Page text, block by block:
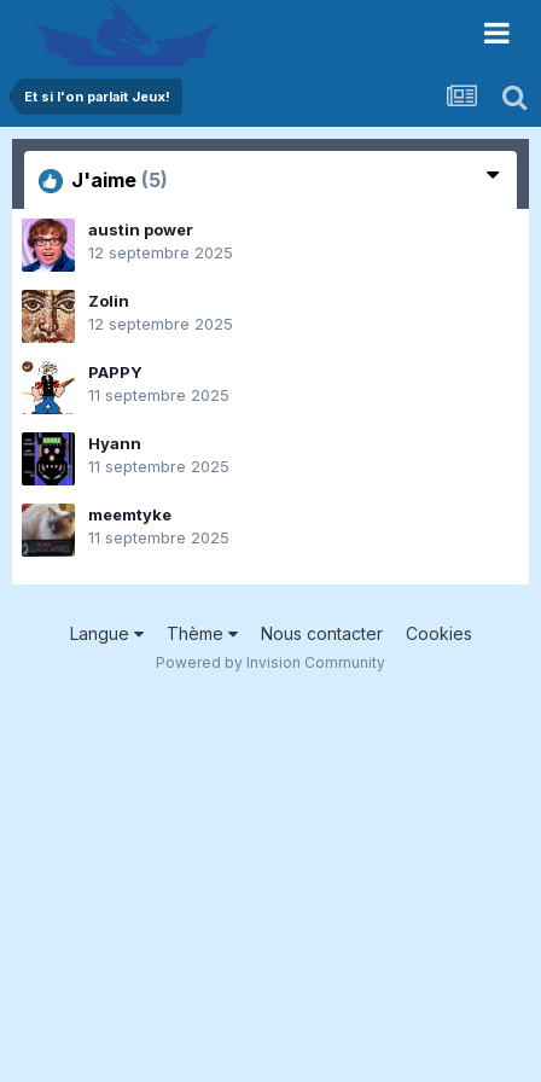
Et si l'on parlait Jeux!
J'aime (5)
austin power
12 septembre 2025
Zolin
12 septembre 2025
PAPPY
11 septembre 2025
Hyann
11 septembre 2025
meemtyke
11 septembre 2025
Langue Thème Nous contacter Cookies
Powered by Invision Community